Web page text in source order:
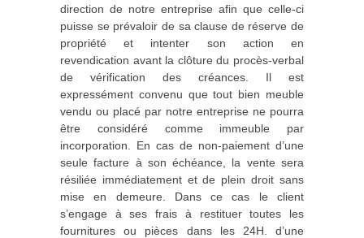
direction de notre entreprise afin que celle‐ci
puisse se prévaloir de sa clause de réserve de
propriété et intenter son action en
revendication avant la clôture du procès‐verbal
de vérification des créances. Il est
expressément convenu que tout bien meuble
vendu ou placé par notre entreprise ne pourra
être considéré comme immeuble par
incorporation. En cas de non‐paiement d’une
seule facture à son échéance, la vente sera
résiliée immédiatement et de plein droit sans
mise en demeure. Dans ce cas le client
s’engage à ses frais à restituer toutes les
fournitures ou pièces dans les 24H. d’une